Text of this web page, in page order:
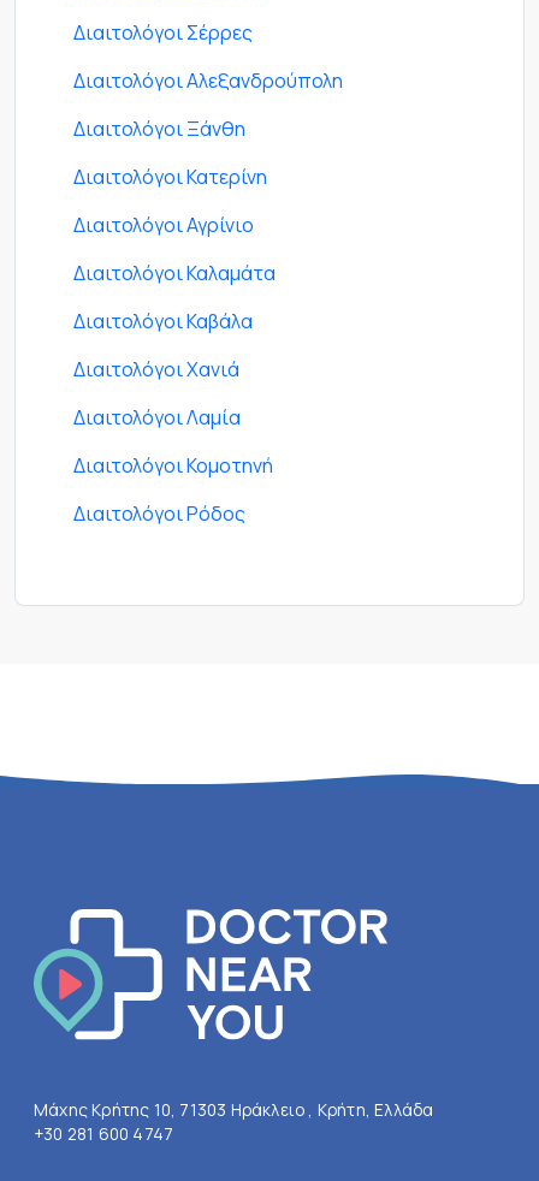
Διαιτολόγοι Σέρρες
Διαιτολόγοι Αλεξανδρούπολη
Διαιτολόγοι Ξάνθη
Διαιτολόγοι Κατερίνη
Διαιτολόγοι Αγρίνιο
Διαιτολόγοι Καλαμάτα
Διαιτολόγοι Καβάλα
Διαιτολόγοι Χανιά
Διαιτολόγοι Λαμία
Διαιτολόγοι Κομοτηνή
Διαιτολόγοι Ρόδος
Μάχης Κρήτης 10, 71303 Ηράκλειο , Κρήτη, Ελλάδα
+30 281 600 4747